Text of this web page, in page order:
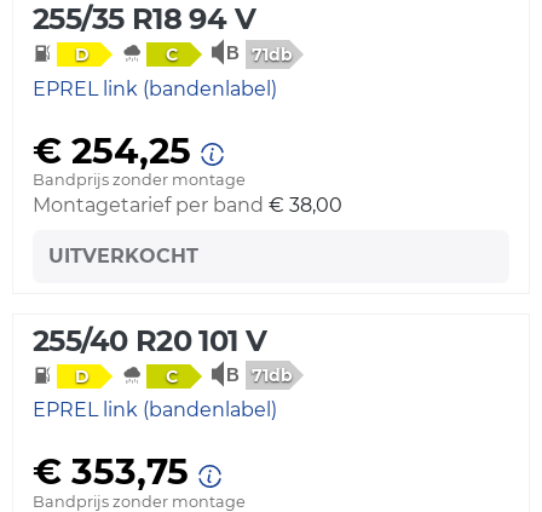
255/35 R18 94 V
D C 71db
EPREL link (bandenlabel)
€ 254,25
Bandprijs zonder montage
Montagetarief per band € 38,00
UITVERKOCHT
255/40 R20 101 V
D C 71db
EPREL link (bandenlabel)
€ 353,75
Bandprijs zonder montage